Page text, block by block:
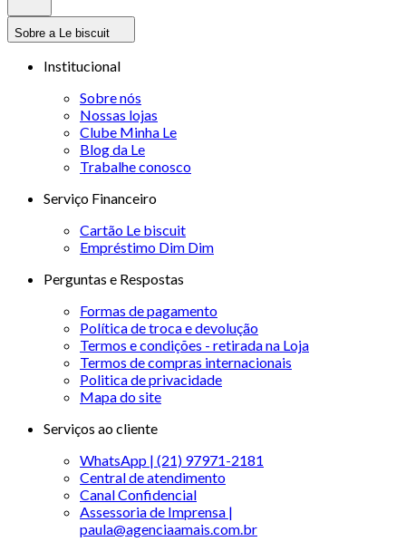
Sobre a Le biscuit
Institucional
Sobre nós
Nossas lojas
Clube Minha Le
Blog da Le
Trabalhe conosco
Serviço Financeiro
Cartão Le biscuit
Empréstimo Dim Dim
Perguntas e Respostas
Formas de pagamento
Política de troca e devolução
Termos e condições - retirada na Loja
Termos de compras internacionais
Politica de privacidade
Mapa do site
Serviços ao cliente
WhatsApp | (21) 97971-2181
Central de atendimento
Canal Confidencial
Assessoria de Imprensa |
paula@agenciaamais.com.br